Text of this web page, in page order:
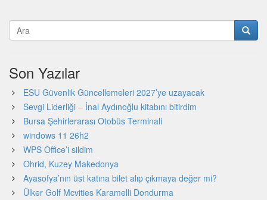
Son Yazılar
ESU Güvenlik Güncellemeleri 2027’ye uzayacak
Sevgi Liderliği – İnal Aydınoğlu kitabını bitirdim
Bursa Şehirlerarası Otobüs Terminali
windows 11 26h2
WPS Office’i sildim
Ohrid, Kuzey Makedonya
Ayasofya’nın üst katına bilet alıp çıkmaya değer mi?
Ülker Golf Mcvities Karamelli Dondurma